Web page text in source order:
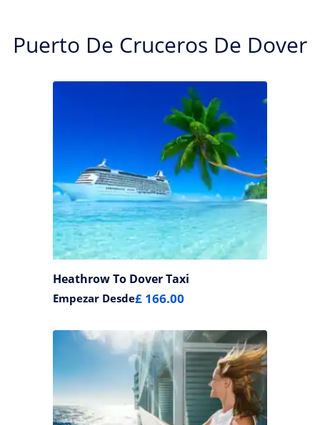
Puerto De Cruceros De Dover
Heathrow To Dover Taxi
Empezar Desde£ 166.00